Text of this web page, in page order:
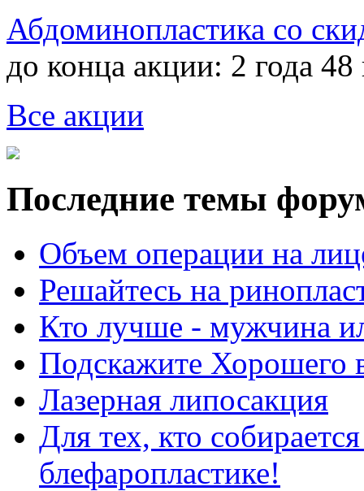
Абдоминопластика со
до конца акции: 2 года 48
Все акции
Последние темы
Объем операции на
Решайтесь на
Кто лучше - мужчина
Подскажите Хорошего
Лазерная липосакция
Для тех, кто
блефаропластике!